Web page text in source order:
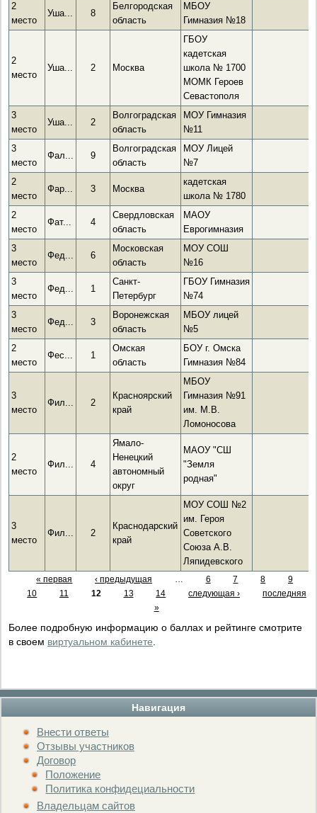
Навигация
Внести ответы
Отзывы участников
Договор
Положение
Политика конфидециальности
Владельцам сайтов
2
место
Уша... 8
Белгородская
область
МБОУ
Гимназия №18
2
место
Уша... 2 Москва
ГБОУ
кадетская
школа № 1700
МОМК Героев
Севастополя
3
место
Уша... 2
Волгоградская
область
МОУ Гимназия
№11
3
место
Фал... 9
Волгоградская
область
МОУ Лицей
№7
2
место
Фар... 3 Москва
кадетская
школа № 1780
2
место
Фат... 4
Свердловская
область
МАОУ
Еврогимназия
3
место
Фед... 6
Московская
область
МОУ СОШ
№16
3
место
Фед... 1
Санкт-
Петербург
ГБОУ Гимназия
№74
3
место
Фед... 3
Воронежская
область
МБОУ лицей
№5
2
место
Фес... 1
Омская
область
БОУ г. Омска
Гимназия №84
3
место
Фил... 2
Красноярский
край
МБОУ
Гимназия №91
им. М.В.
Ломоносова
2
место
Фил... 4
Ямало-
Ненецкий
автономный
округ
МАОУ "СШ
"Земля
родная"
3
место
Фил... 2
Краснодарский
край
МОУ СОШ №2
им. Героя
Советского
Союза А.В.
Ляпидевского
« первая ‹ предыдущая 6 7 8
9
10
11 12 13 14 следующая ›
последняя
»
Более подробную информацию о баллах и рейтинге смотрите
в своем виртуальном кабинете